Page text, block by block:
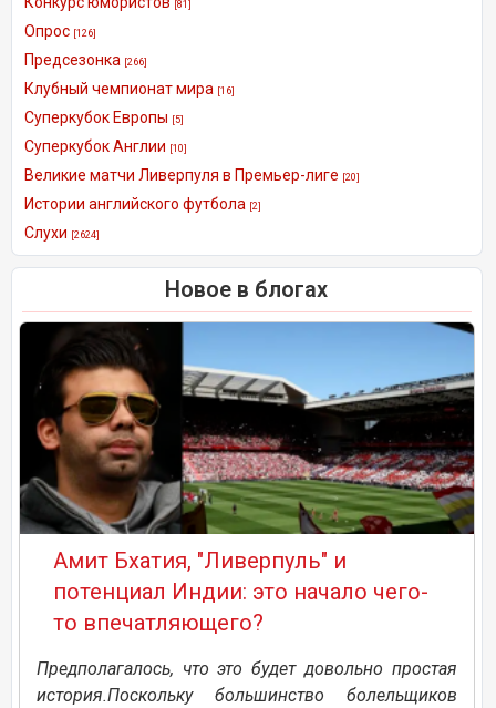
[81]
Опрос [126]
Предсезонка [266]
Клубный чемпионат мира [16]
Суперкубок Европы [5]
Суперкубок Англии [10]
Великие матчи Ливерпуля в Премьер-лиге [20]
Истории английского футбола [2]
Слухи [2624]
Новое в блогах
Амит Бхатия, "Ливерпуль" и
потенциал Индии: это начало чего-
то впечатляющего?
Предполагалось, что это будет довольно простая
история.Поскольку большинство болельщиков